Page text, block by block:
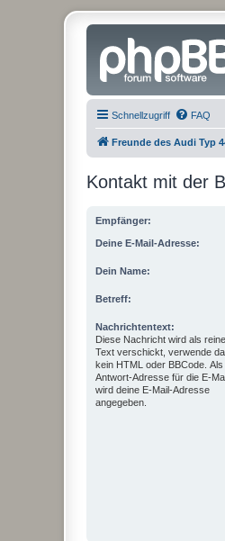
Schnellzugriff FAQ
Freunde des Audi Typ
Kontakt mit der
Empfänger:
Deine E-Mail-Adresse:
Dein Name:
Betreff:
Nachrichtentext:
Diese Nachricht wird als
Text verschickt, verwende
kein HTML oder BBCode. Als
Antwort-Adresse für die E-
wird deine E-Mail-Adresse
angegeben.